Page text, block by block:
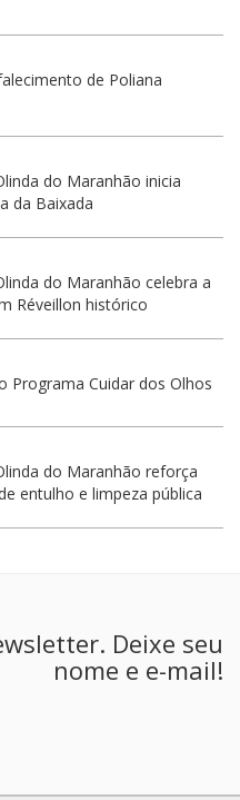
de Poliana
do Maranhão inicia
da Baixada
do Maranhão celebra a
Réveillon histórico
Programa Cuidar dos Olhos
do Maranhão reforça
entulho e limpeza pública
Deixe seu
nome e e-mail!